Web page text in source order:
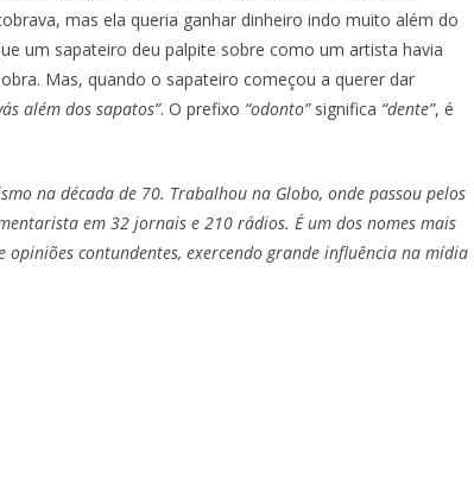
mas ela queria ganhar dinheiro indo muito além do
um sapateiro deu palpite sobre como um artista havia
Mas, quando o sapateiro começou a querer dar
além dos sapatos”. O prefixo “odonto”significa “dente”, é
na década de 70. Trabalhou na Globo, onde passou pelos
em 32 jornais e 210 rádios. É um dos nomes mais
contundentes, exercendo grande influência na mídia